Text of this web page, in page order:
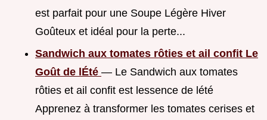
est parfait pour une Soupe Légère Hiver
Goûteux et idéal pour la perte...
Sandwich aux tomates rôties et ail confit Le
Goût de lÉté — Le Sandwich aux tomates
rôties et ail confit est lessence de lété
Apprenez à transformer les tomates cerises et